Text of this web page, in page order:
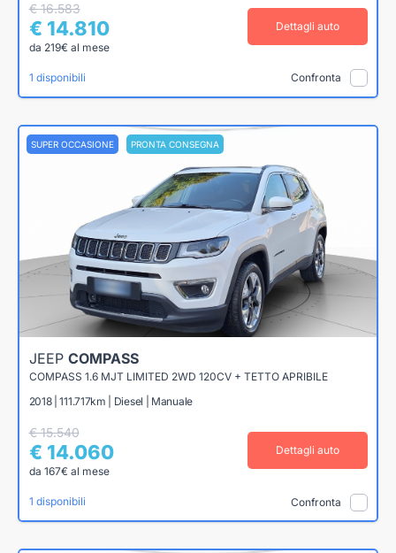
€ 16.583
€ 14.810
da 219€ al mese
Dettagli auto
1 disponibili Confronta
SUPER OCCASIONE PRONTA CONSEGNA
JEEP COMPASS
COMPASS 1.6 MJT LIMITED 2WD 120CV + TETTO APRIBILE
2018 | 111.717km | Diesel | Manuale
€ 15.540
€ 14.060
da 167€ al mese
Dettagli auto
1 disponibili Confronta